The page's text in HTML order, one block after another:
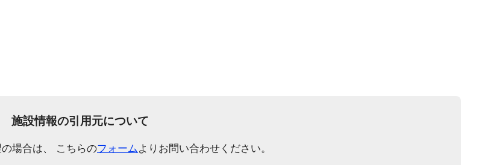
施設情報の引用元について
場合は、 こちらのフォームよりお問い合わせください。